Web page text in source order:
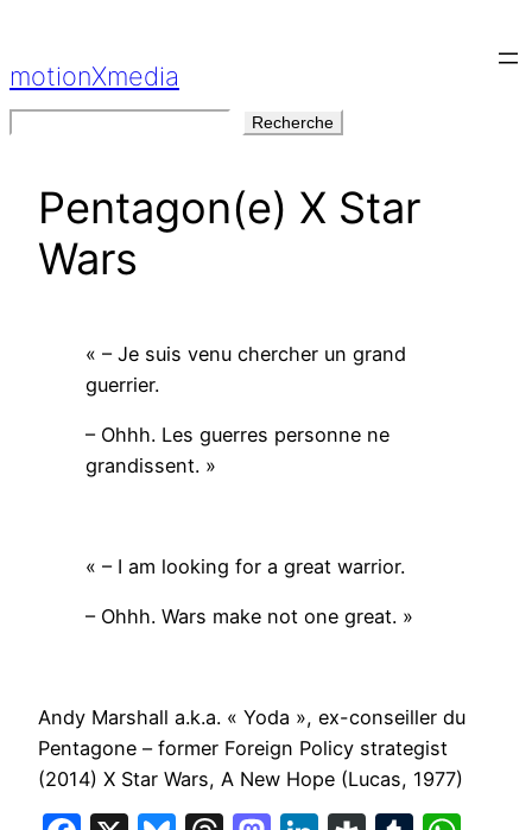
contenu
motionXmedia
Recherche
Pentagon(e) X Star
Wars
« – Je suis venu chercher un grand
guerrier.
– Ohhh. Les guerres personne ne
grandissent. »
« – I am looking for a great warrior.
– Ohhh. Wars make not one great. »
Andy Marshall a.k.a. « Yoda », ex-conseiller du
Pentagone – former Foreign Policy strategist
(2014) X Star Wars, A New Hope (Lucas, 1977)